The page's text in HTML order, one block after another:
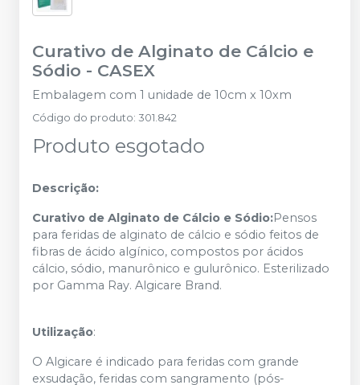
Curativo de Alginato de Cálcio e
Sódio - CASEX
Embalagem com 1 unidade de 10cm x 10xm
Código do produto: 301.842
Produto esgotado
Descrição:
Curativo de Alginato de Cálcio e Sódio:Pensos
para feridas de alginato de cálcio e sódio feitos de
fibras de ácido algínico, compostos por ácidos
cálcio, sódio, manurônico e gulurônico. Esterilizado
por Gamma Ray. Algicare Brand.
Utilização:
O Algicare é indicado para feridas com grande
exsudação, feridas com sangramento (pós-